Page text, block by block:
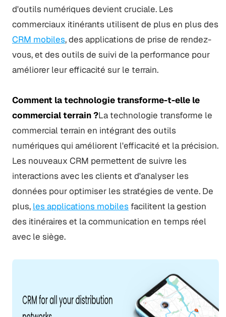
d'outils numériques devient cruciale. Les
commerciaux itinérants utilisent de plus en plus des
CRM mobiles, des applications de prise de rendez-
vous, et des outils de suivi de la performance pour
améliorer leur efficacité sur le terrain.
Comment la technologie transforme-t-elle le
commercial terrain ?La technologie transforme le
commercial terrain en intégrant des outils
numériques qui améliorent l'efficacité et la précision.
Les nouveaux CRM permettent de suivre les
interactions avec les clients et d'analyser les
données pour optimiser les stratégies de vente. De
plus, les applications mobilesfacilitent la gestion
des itinéraires et la communication en temps réel
avec le siège.